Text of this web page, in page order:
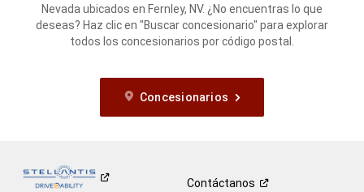
Nevada ubicados en Fernley, NV. ¿No encuentras lo que
deseas? Haz clic en "Buscar concesionario" para explorar
todos los concesionarios por código postal.
Concesionarios
Contáctanos